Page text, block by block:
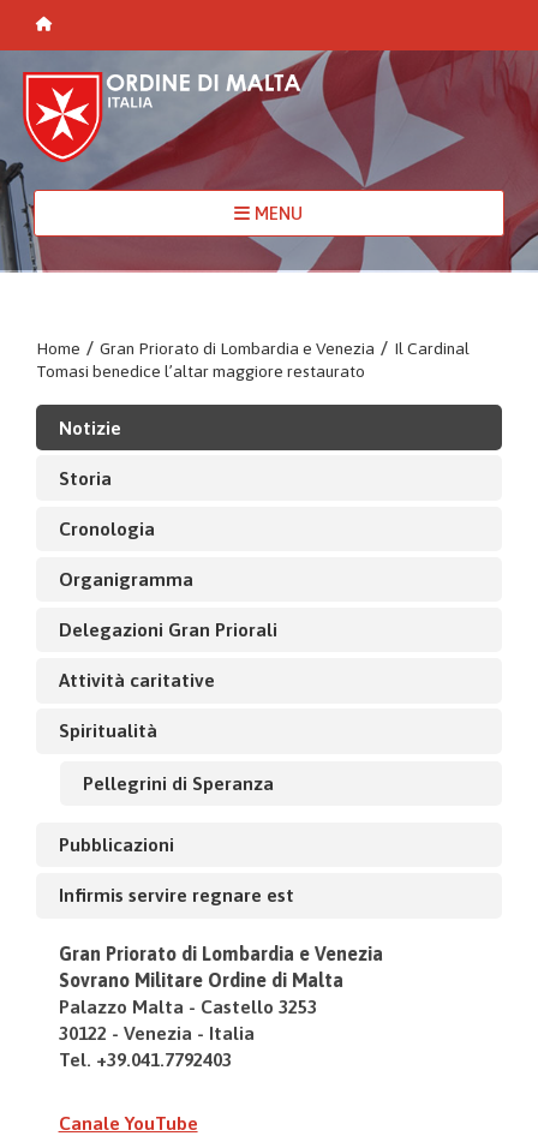
MENU
Home / Gran Priorato di Lombardia e Venezia / Il Cardinal
Tomasi benedice l’altar maggiore restaurato
Notizie
Storia
Cronologia
Organigramma
Delegazioni Gran Priorali
Attività caritative
Spiritualità
Pellegrini di Speranza
Pubblicazioni
Infirmis servire regnare est
Gran Priorato di Lombardia e Venezia
Sovrano Militare Ordine di Malta
Palazzo Malta - Castello 3253
30122 - Venezia - Italia
Tel. +39.041.7792403
Canale YouTube